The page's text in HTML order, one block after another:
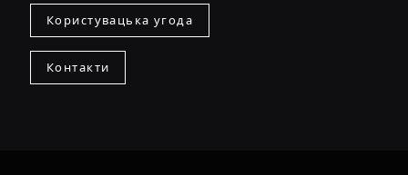
Користувацька угода
Контакти